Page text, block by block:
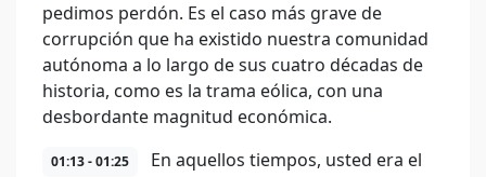
pedimos perdón. Es el caso más grave de
corrupción que ha existido nuestra comunidad
autónoma a lo largo de sus cuatro décadas de
historia, como es la trama eólica, con una
desbordante magnitud económica.
01:13 - 01:25
En aquellos tiempos, usted era el